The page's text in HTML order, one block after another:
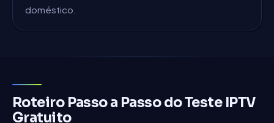
doméstico.
Roteiro Passo a Passo do Teste IPTV
Gratuito